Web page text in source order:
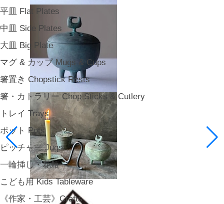
平皿 Flat Plates
中皿 Side Plates
大皿 Big Plate
マグ & カップ Mugs & Cups
箸置き Chopstick Rests
箸・カトラリー Chop Sticks & Cutlery
トレイ Trays
ポット Pots
ピッチャー Jugs
一輪挿し・花瓶
こども用 Kids Tableware
《作家・工芸》Crafts